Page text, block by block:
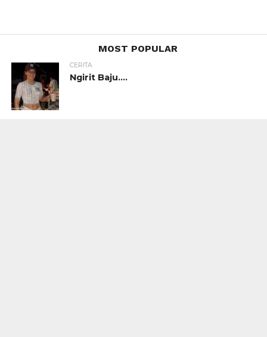
MOST POPULAR
CERITA
Ngirit Baju….